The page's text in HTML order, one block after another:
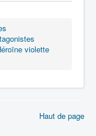
violette
Haut de page